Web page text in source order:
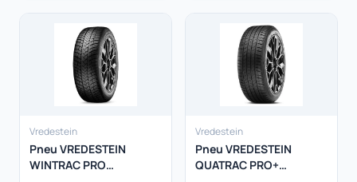
Vredestein
Pneu VREDESTEIN
WINTRAC PRO
Vredestein
Pneu VREDESTEIN
QUATRAC PRO+